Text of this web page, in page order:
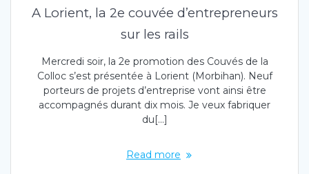
A Lorient, la 2e couvée d’entrepreneurs
sur les rails
Mercredi soir, la 2e promotion des Couvés de la
Colloc s’est présentée à Lorient (Morbihan). Neuf
porteurs de projets d’entreprise vont ainsi être
accompagnés durant dix mois. Je veux fabriquer
du[…]
Read more